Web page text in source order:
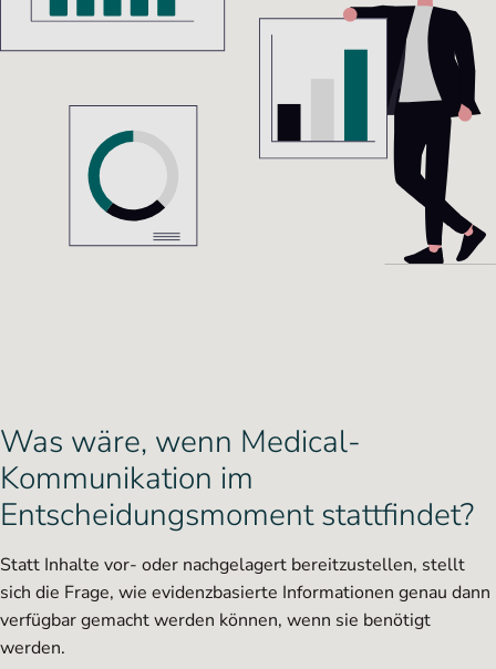
Was wäre, wenn Medical-
Kommunikation im
Entscheidungsmoment stattfindet?
Statt Inhalte vor- oder nachgelagert bereitzustellen, stellt
sich die Frage, wie evidenzbasierte Informationen genau dann
verfügbar gemacht werden können, wenn sie benötigt
werden.